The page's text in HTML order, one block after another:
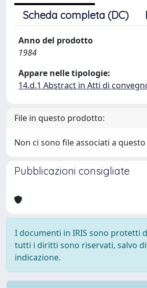
Scheda completa (DC)
Anno del prodotto
1984
Appare nelle tipologie:
14.d.1 Abstract in Atti di
File in questo prodotto:
Non ci sono file associati a
Pubblicazioni consigliate
I documenti in IRIS sono protetti
tutti i diritti sono riservati, salvo
indicazione.